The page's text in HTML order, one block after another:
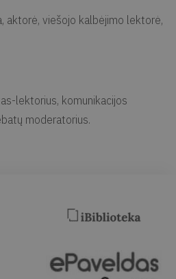
aktorė, viešojo kalbėjimo lektorė,
lektorius, komunikacijos
moderatorius.